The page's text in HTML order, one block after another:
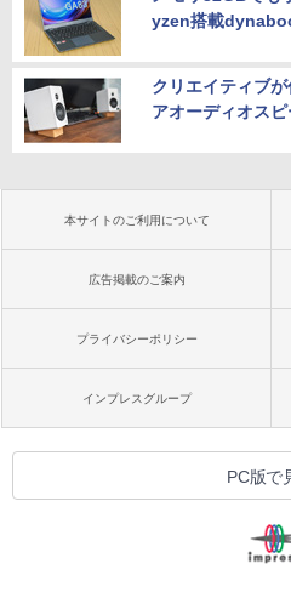
yzen搭載
クリエイティブ
アオーディオスピ
本サイトのご利用について
広告掲載のご案内
プライバシーポリシー
インプレスグループ
PC版で